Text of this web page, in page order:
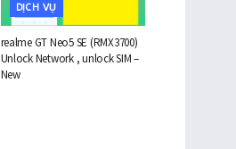
DỊCH VỤ
realme GT Neo5 SE (RMX3700)
Unlock Network , unlock SIM –
New